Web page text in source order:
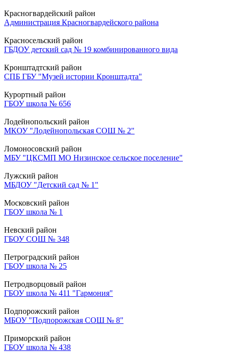
Красногвардейский район
Администрация Красногвардейского района
Красносельский район
ГБДОУ детский сад № 19 комбинированного вида
Кронштадтский район
СПБ ГБУ "Музей истории Кронштадта"
Курортный район
ГБОУ школа № 656
Лодейнопольский район
МКОУ "Лодейнопольская СОШ № 2"
Ломоносовский район
МБУ "ЦКСМП МО Низинское сельское поселение"
Лужский район
МБДОУ "Детский сад № 1"
Московский район
ГБОУ школа № 1
Невский район
ГБОУ СОШ № 348
Петроградский район
ГБОУ школа № 25
Петродворцовый район
ГБОУ школа № 411 "Гармония"
Подпорожский район
МБОУ "Подпорожская СОШ № 8"
Приморский район
ГБОУ школа № 438